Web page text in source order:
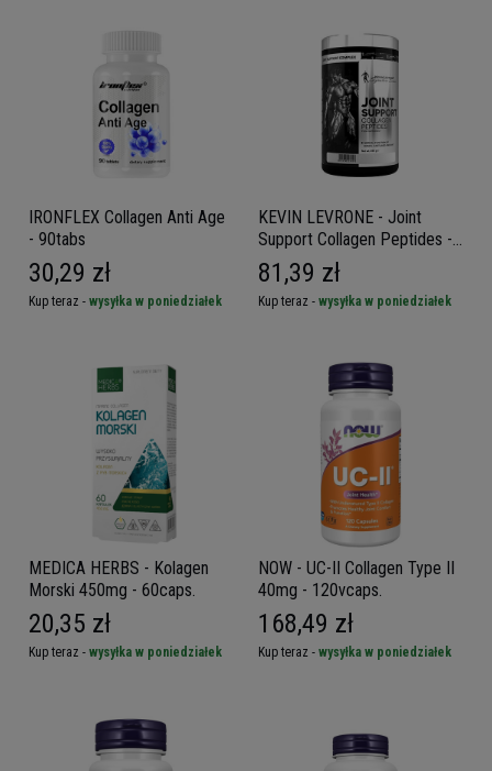
IRONFLEX Collagen Anti Age
- 90tabs
30,29 zł
Kup teraz - wysyłka w poniedziałek
KEVIN LEVRONE - Joint
Support Collagen Peptides -
495g
81,39 zł
Kup teraz - wysyłka w poniedziałek
MEDICA HERBS - Kolagen
Morski 450mg - 60caps.
20,35 zł
Kup teraz - wysyłka w poniedziałek
NOW - UC-II Collagen Type II
40mg - 120vcaps.
168,49 zł
Kup teraz - wysyłka w poniedziałek